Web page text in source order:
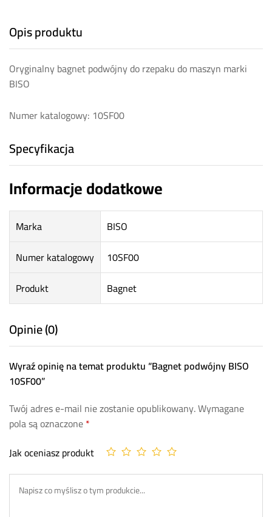
Opis produktu
Oryginalny bagnet podwójny do rzepaku do maszyn marki
BISO
Numer katalogowy: 10SF00
Specyfikacja
Informacje dodatkowe
Marka
BISO
Numer katalogowy
10SF00
Produkt
Bagnet
Opinie (0)
Wyraź opinię na temat produktu “Bagnet podwójny BISO
10SF00”
Twój adres e-mail nie zostanie opublikowany.Wymagane
pola są oznaczone*
Jak oceniasz produkt